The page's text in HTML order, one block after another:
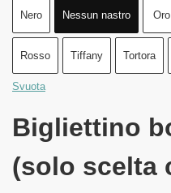
Nero Nessun nastro Oro
Rosso Tiffany Tortora
Svuota
Bigliettino
(solo scelta